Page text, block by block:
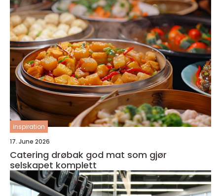
inspiration
17. June 2026
Catering drøbak god mat som gjør
selskapet komplett